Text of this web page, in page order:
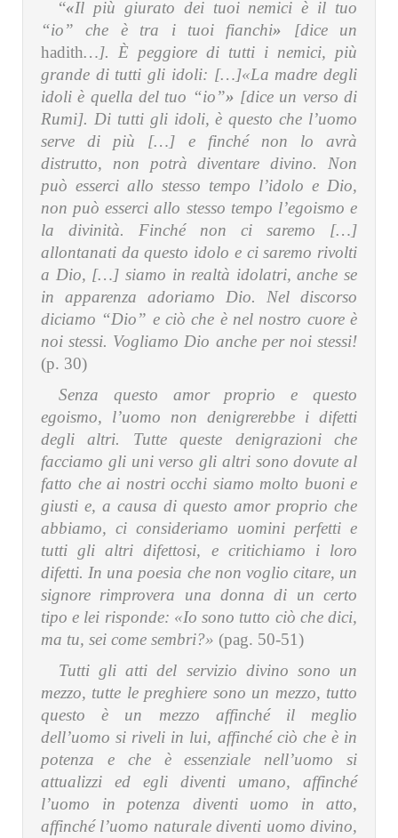
“«Il più giurato dei tuoi nemici è il tuo
“io” che è tra i tuoi fianchi» [dice un
hadith…]. È peggiore di tutti i nemici, più
grande di tutti gli idoli: […]«La madre degli
idoli è quella del tuo “io”» [dice un verso di
Rumi]. Di tutti gli idoli, è questo che l’uomo
serve di più […] e finché non lo avrà
distrutto, non potrà diventare divino. Non
può esserci allo stesso tempo l’idolo e Dio,
non può esserci allo stesso tempo l’egoismo e
la divinità. Finché non ci saremo […]
allontanati da questo idolo e ci saremo rivolti
a Dio, […] siamo in realtà idolatri, anche se
in apparenza adoriamo Dio. Nel discorso
diciamo “Dio” e ciò che è nel nostro cuore è
noi stessi. Vogliamo Dio anche per noi stessi!
(p. 30)
Senza questo amor proprio e questo
egoismo, l’uomo non denigrerebbe i difetti
degli altri. Tutte queste denigrazioni che
facciamo gli uni verso gli altri sono dovute al
fatto che ai nostri occhi siamo molto buoni e
giusti e, a causa di questo amor proprio che
abbiamo, ci consideriamo uomini perfetti e
tutti gli altri difettosi, e critichiamo i loro
difetti. In una poesia che non voglio citare, un
signore rimprovera una donna di un certo
tipo e lei risponde: «Io sono tutto ciò che dici,
ma tu, sei come sembri?» (pag. 50-51)
Tutti gli atti del servizio divino sono un
mezzo, tutte le preghiere sono un mezzo, tutto
questo è un mezzo affinché il meglio
dell’uomo si riveli in lui, affinché ciò che è in
potenza e che è essenziale nell’uomo si
attualizzi ed egli diventi umano, affinché
l’uomo in potenza diventi uomo in atto,
affinché l’uomo naturale diventi uomo divino,